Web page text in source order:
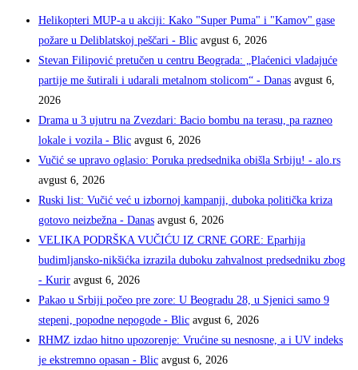
Helikopteri MUP-a u akciji: Kako "Super Puma" i "Kamov" gase
požare u Deliblatskoj peščari - Blic avgust 6, 2026
Stevan Filipović pretučen u centru Beograda: „Plaćenici vladajuće
partije me šutirali i udarali metalnom stolicom“ - Danas avgust 6,
2026
Drama u 3 ujutru na Zvezdari: Bacio bombu na terasu, pa razneo
lokale i vozila - Blic avgust 6, 2026
Vučić se upravo oglasio: Poruka predsednika obišla Srbiju! - alo.rs
avgust 6, 2026
Ruski list: Vučić već u izbornoj kampanji, duboka politička kriza
gotovo neizbežna - Danas avgust 6, 2026
VELIKA PODRŠKA VUČIĆU IZ CRNE GORE: Eparhija
budimljansko-nikšićka izrazila duboku zahvalnost predsedniku zbog
- Kurir avgust 6, 2026
Pakao u Srbiji počeo pre zore: U Beogradu 28, u Sjenici samo 9
stepeni, popodne nepogode - Blic avgust 6, 2026
RHMZ izdao hitno upozorenje: Vrućine su nesnosne, a i UV indeks
je ekstremno opasan - Blic avgust 6, 2026